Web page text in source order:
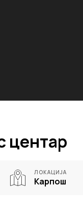
центар
ЛОКАЦИЈА
Карпош